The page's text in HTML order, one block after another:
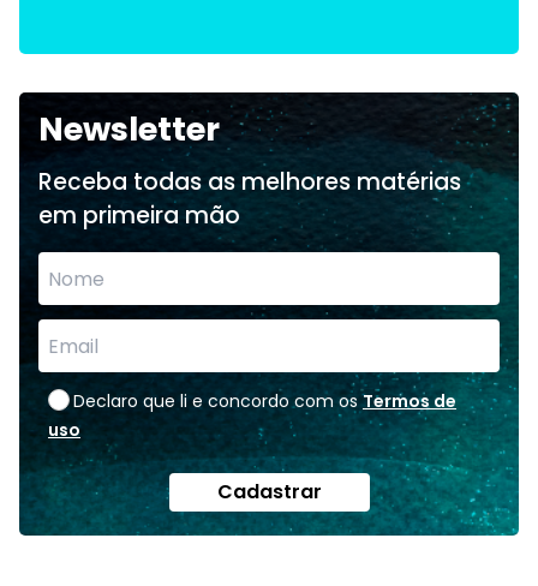
Newsletter
Receba todas as melhores matérias
em primeira mão
Declaro que li e concordo com os Termos de
uso
Cadastrar